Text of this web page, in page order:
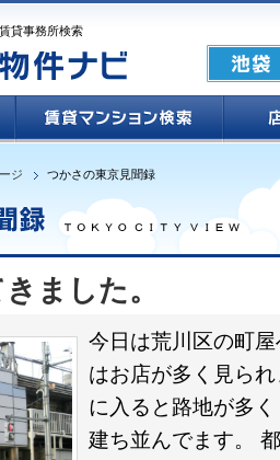
貸事務所検索
ジ つかさの東京見聞録
ました。
今日は荒川区の町
はお店が多く見ら
に入ると路地が多
建ち並んでます。